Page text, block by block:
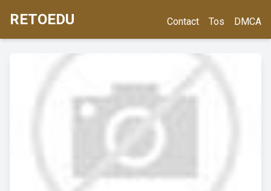
RETOEDU Contact Tos DMCA